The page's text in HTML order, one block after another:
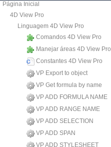
Página Inicial
4D View Pro
Linguagem 4D View Pro
Comandos 4D View Pro
Manejar áreas 4D View Pro
Constantes 4D View Pro
VP Export to object
VP Get formula by name
VP ADD FORMULA NAME
VP ADD RANGE NAME
VP ADD SELECTION
VP ADD SPAN
VP ADD STYLESHEET